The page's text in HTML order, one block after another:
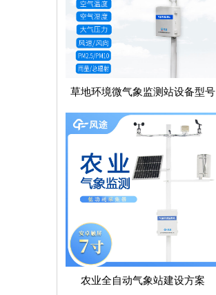
草地环境微气象监测站设备型号
农业全自动气象站建设方案